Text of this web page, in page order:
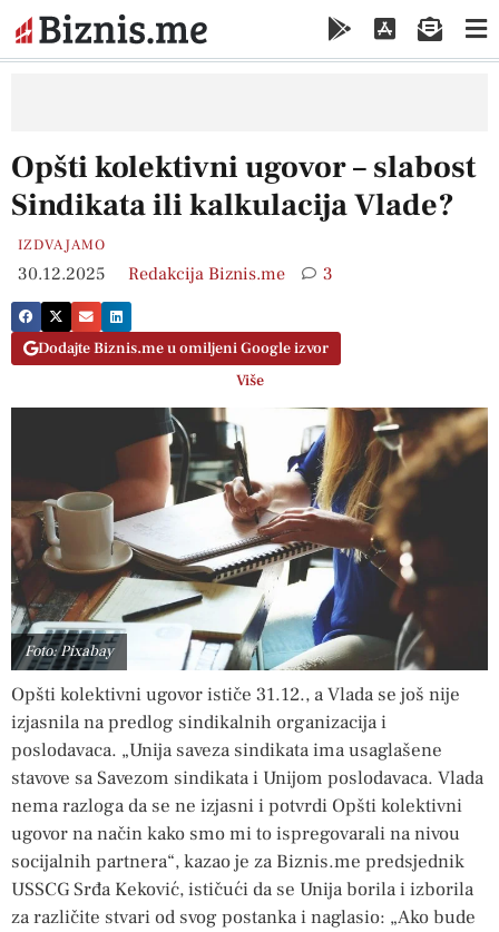
Opšti kolektivni ugovor – slabost
Sindikata ili kalkulacija Vlade?
IZDVAJAMO
30.12.2025 Redakcija Biznis.me 3
Dodajte Biznis.me u omiljeni Google izvor
Više
Foto: Pixabay
Opšti kolektivni ugovor ističe 31.12., a Vlada se još nije
izjasnila na predlog sindikalnih organizacija i
poslodavaca. „Unija saveza sindikata ima usaglašene
stavove sa Savezom sindikata i Unijom poslodavaca. Vlada
nema razloga da se ne izjasni i potvrdi Opšti kolektivni
ugovor na način kako smo mi to ispregovarali na nivou
socijalnih partnera“, kazao je za Biznis.me predsjednik
USSCG Srđa Keković, ističući da se Unija borila i izborila
za različite stvari od svog postanka i naglasio: „Ako bude